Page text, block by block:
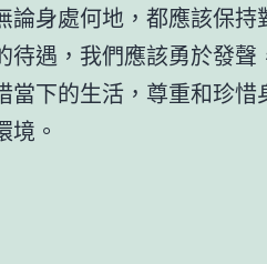
論身處何地，都應該保持
待遇，我們應該勇於發聲
當下的生活，尊重和珍惜
境。